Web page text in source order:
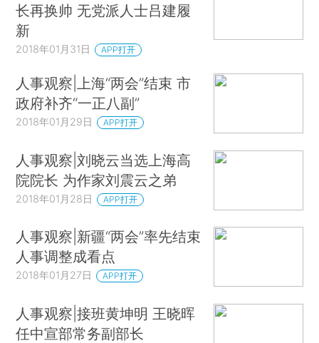
长再换帅 无党派人士吕建履
新
2018年01月31日 APP打开
人事观察|上海“两会”结束 市
政府补齐“一正八副”
2018年01月29日 APP打开
人事观察|刘晓云当选上海高
院院长 为作家刘震云之弟
2018年01月28日 APP打开
人事观察|新疆“两会”率先结束
人事调整成看点
2018年01月27日 APP打开
人事观察|接班黄坤明 王晓晖
任中宣部常务副部长